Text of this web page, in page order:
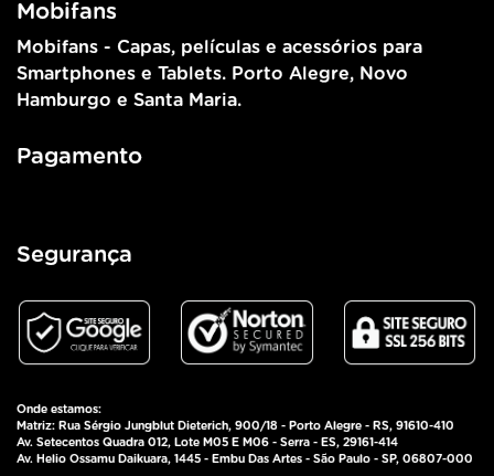
Mobifans
Mobifans - Capas, películas e acessórios para
Smartphones e Tablets. Porto Alegre, Novo
Hamburgo e Santa Maria.
Pagamento
Segurança
Onde estamos:
Matriz: Rua Sérgio Jungblut Dieterich, 900/18 - Porto Alegre - RS, 91610-410
Av. Setecentos Quadra 012, Lote M05 E M06 - Serra - ES, 29161-414
Av. Helio Ossamu Daikuara, 1445 - Embu Das Artes - São Paulo - SP, 06807-000